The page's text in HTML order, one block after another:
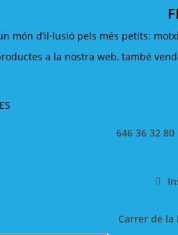
món d’il·lusió pels més petits:
a la nostra web, també
646 36 32 80
Carrer de